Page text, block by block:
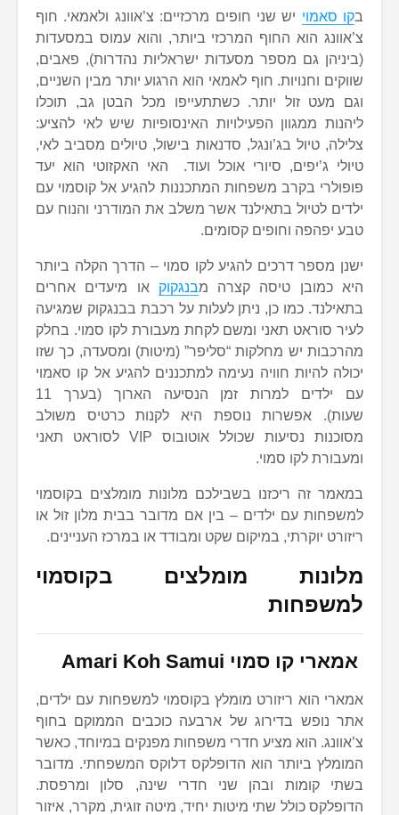
בקו סאמוי יש שני חופים מרכזיים: צ’אוונג ולאמאי. חוף
צ’אוונג הוא החוף המרכזי ביותר, והוא עמוס במסעדות
(ביניהן גם מספר מסעדות ישראליות נהדרות), פאבים,
שווקים וחנויות. חוף לאמאי הוא הרגוע יותר מבין השניים,
וגם מעט זול יותר. כשתתעייפו מכל הבטן גב, תוכלו
ליהנות ממגוון הפעילויות האינסופיות שיש לאי להציע:
צלילה, טיול בג’ונגל, סדנאות בישול, טיולים מסביב לאי,
טיולי ג’יפים, סיורי אוכל ועוד. האי האקזוטי הוא יעד
פופולרי בקרב משפחות המתכננות להגיע אל קוסמוי עם
ילדים לטיול בתאילנד אשר משלב את המודרני והנוח עם
טבע יפהפה וחופים קסומים.
ישנן מספר דרכים להגיע לקו סמוי – הדרך הקלה ביותר
היא כמובן טיסה קצרה מבנגקוק או מיעדים אחרים
בתאילנד. כמו כן, ניתן לעלות על רכבת בבנגקוק שמגיעה
לעיר סוראט תאני ומשם לקחת מעבורת לקו סמוי. בחלק
מהרכבות יש מחלקות “סליפר” (מיטות) ומסעדה, כך שזו
יכולה להיות חוויה נעימה למתכננים להגיע אל קו סאמוי
עם ילדים למרות זמן הנסיעה הארוך (בערך 11
שעות). אפשרות נוספת היא לקנות כרטיס משולב
מסוכנות נסיעות שכולל אוטובוס VIP לסוראט תאני
ומעבורת לקו סמוי.
במאמר זה ריכזנו בשבילכם מלונות מומלצים בקוסמוי
למשפחות עם ילדים – בין אם מדובר בבית מלון זול או
ריזורט יוקרתי, במיקום שקט ומבודד או במרכז העניינים.
מלונות מומלצים בקוסמוי
למשפחות
אמארי קו סמוי Amari Koh Samui
אמארי הוא ריזורט מומלץ בקוסמוי למשפחות עם ילדים,
אתר נופש בדירוג של ארבעה כוכבים הממוקם בחוף
צ’אוונג. הוא מציע חדרי משפחות מפנקים במיוחד, כאשר
המומלץ ביותר הוא הדופלקס דלוקס המשפחתי. מדובר
בשתי קומות ובהן שני חדרי שינה, סלון ומרפסת.
הדופלקס כולל שתי מיטות יחיד, מיטה זוגית, מקרר, איזור